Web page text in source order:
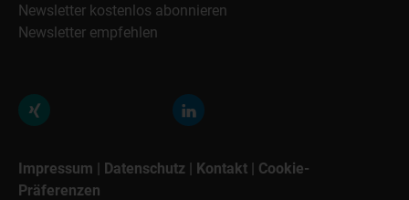
Newsletter kostenlos abonnieren
Newsletter empfehlen
Impressum | Datenschutz | Kontakt | Cookie-
Präferenzen